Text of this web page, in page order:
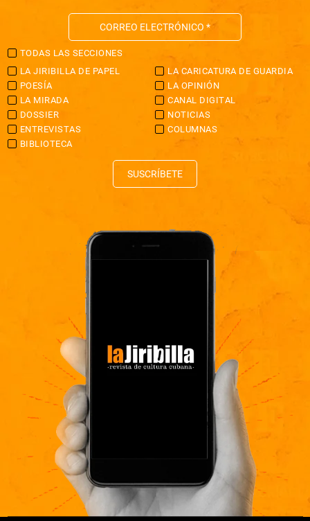
TODAS LAS SECCIONES
LA JIRIBILLA DE PAPEL
LA CARICATURA DE GUARDIA
POESÍA
LA OPINIÓN
LA MIRADA
CANAL DIGITAL
DOSSIER
NOTICIAS
ENTREVISTAS
COLUMNAS
BIBLIOTECA
SUSCRÍBETE